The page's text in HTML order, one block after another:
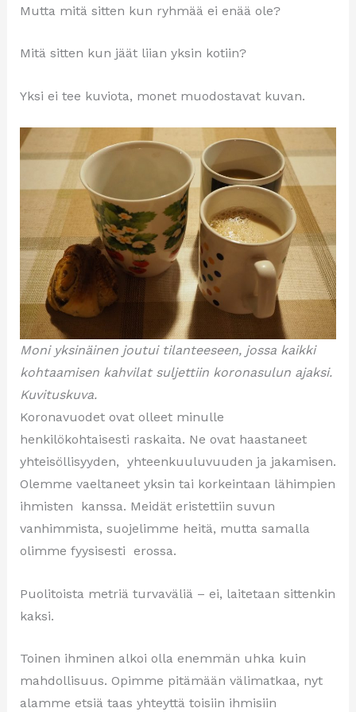
Mutta mitä sitten kun ryhmää ei enää ole?
Mitä sitten kun jäät liian yksin kotiin?
Yksi ei tee kuviota, monet muodostavat kuvan.
Moni yksinäinen joutui tilanteeseen, jossa kaikki
kohtaamisen kahvilat suljettiin koronasulun ajaksi.
Kuvituskuva.
Koronavuodet ovat olleet minulle
henkilökohtaisesti raskaita. Ne ovat haastaneet
yhteisöllisyyden, yhteenkuuluvuuden ja jakamisen.
Olemme vaeltaneet yksin tai korkeintaan lähimpien
ihmisten kanssa. Meidät eristettiin suvun
vanhimmista, suojelimme heitä, mutta samalla
olimme fyysisesti erossa.
Puolitoista metriä turvaväliä – ei, laitetaan sittenkin
kaksi.
Toinen ihminen alkoi olla enemmän uhka kuin
mahdollisuus. Opimme pitämään välimatkaa, nyt
alamme etsiä taas yhteyttä toisiin ihmisiin